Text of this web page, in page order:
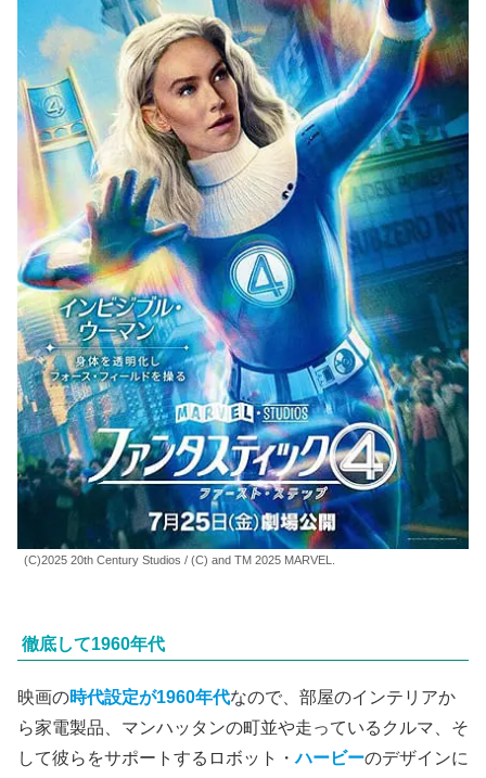
(C)2025 20th Century Studios / (C) and TM 2025 MARVEL.
徹底して1960年代
映画の時代設定が1960年代なので、部屋のインテリアか
ら家電製品、マンハッタンの町並や走っているクルマ、そ
して彼らをサポートするロボット・ハービーのデザインに